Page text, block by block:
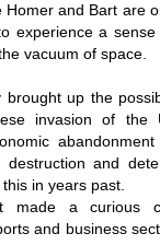
Homer and Bart are
experience a
vacuum of space.
brought up the
invasion of the
destruction and
in years past.
made a curious
and business